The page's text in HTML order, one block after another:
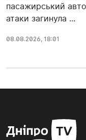
пасажирський
атаки загинула ...
08.08.2026, 18:01